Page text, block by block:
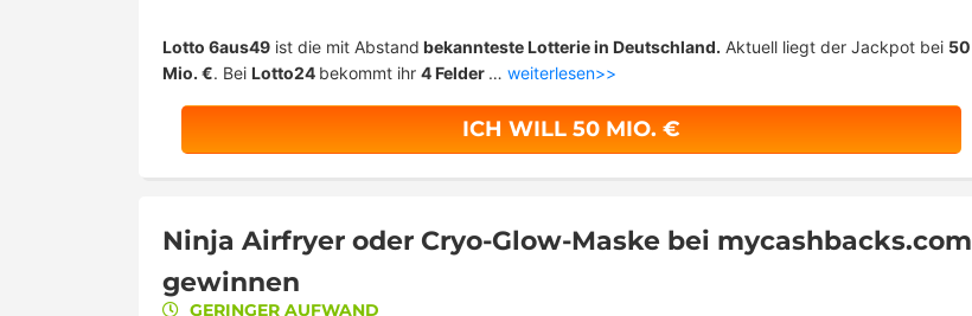
Lotto 6aus49 ist die mit Abstand bekannteste Lotterie in Deutschland. Aktuell liegt der Jackpot bei 50
Mio. €. Bei Lotto24 bekommt ihr 4 Felder … weiterlesen>>
ICH WILL 50 MIO. €
Ninja Airfryer oder Cryo-Glow-Maske bei mycashbacks.com
gewinnen
GERINGER AUFWAND